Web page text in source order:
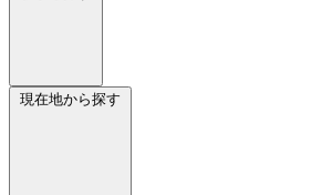
現在地から探す